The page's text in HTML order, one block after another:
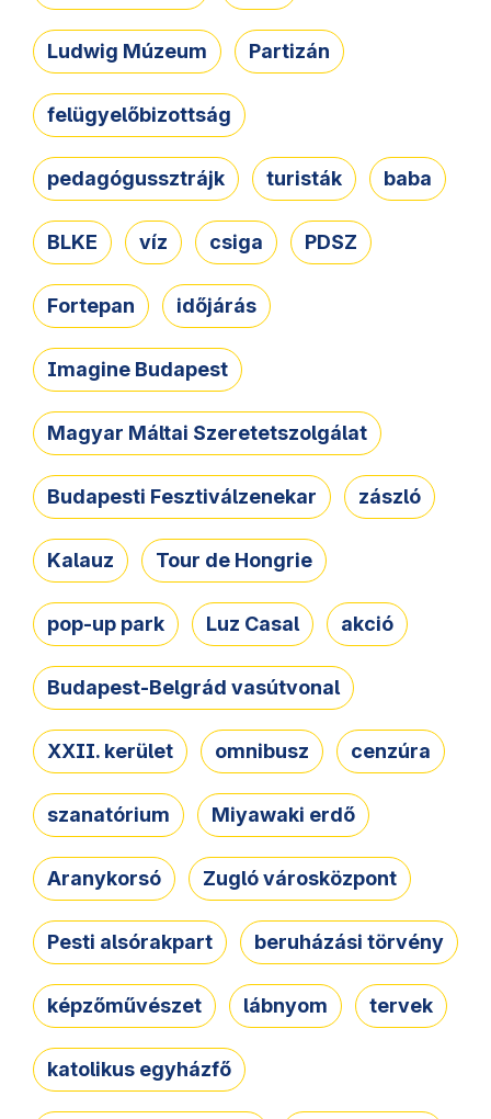
Ludwig Múzeum Partizán
felügyelőbizottság
pedagógussztrájk turisták baba
BLKE víz csiga PDSZ
Fortepan időjárás
Imagine Budapest
Magyar Máltai Szeretetszolgálat
Budapesti Fesztiválzenekar zászló
Kalauz Tour de Hongrie
pop-up park Luz Casal akció
Budapest-Belgrád vasútvonal
XXII. kerület omnibusz cenzúra
szanatórium Miyawaki erdő
Aranykorsó Zugló városközpont
Pesti alsórakpart beruházási törvény
képzőművészet lábnyom tervek
katolikus egyházfő